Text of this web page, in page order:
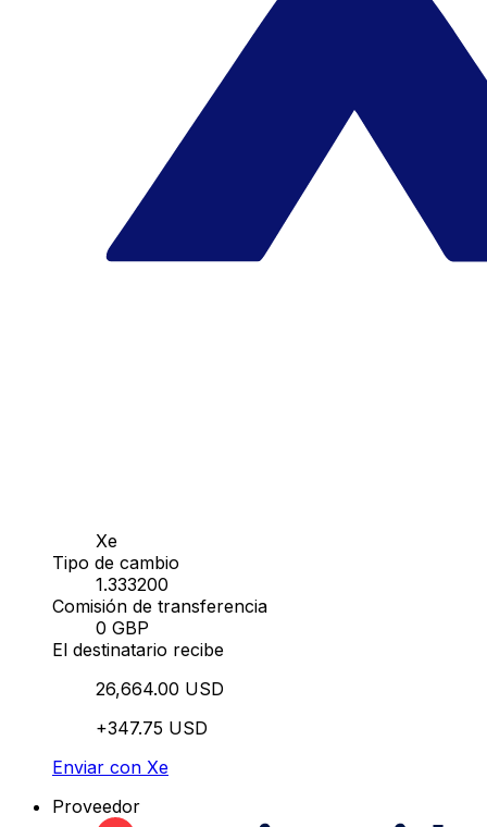
Xe
Tipo de cambio
1.333200
Comisión de transferencia
0 GBP
El destinatario recibe
26,664.00 USD
+347.75 USD
Enviar con Xe
Proveedor